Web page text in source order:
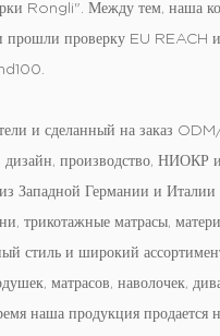
Rongli". Между тем, наша
проверку EU REACH
и сделанный на заказ
производство, НИОКР
Западной Германии и
трикотажные матрасы,
стиль и широкий
матрасов, наволочек,
наша продукция продается